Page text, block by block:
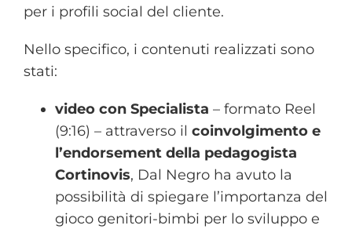
per i profili social del cliente.
Nello specifico, i contenuti realizzati sono
stati:
video con Specialista – formato Reel
(9:16) – attraverso il coinvolgimento e
l’endorsement della pedagogista
Cortinovis, Dal Negro ha avuto la
possibilità di spiegare l’importanza del
gioco genitori-bimbi per lo sviluppo e